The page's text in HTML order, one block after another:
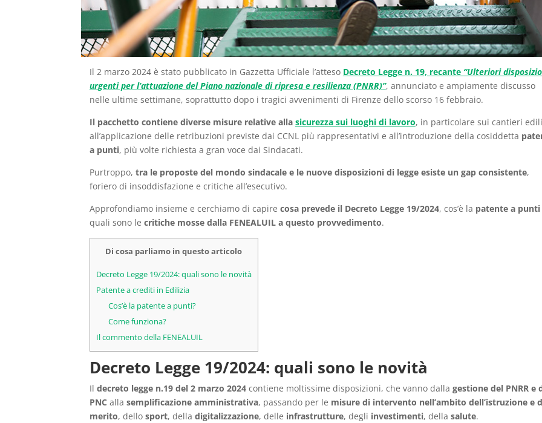
Il 2 marzo 2024 è stato pubblicato in Gazzetta Ufficiale l’atteso Decreto Legge n. 19, recante “Ulteriori
urgenti per l’attuazione del Piano nazionale di ripresa e resilienza (PNRR)”, annunciato e ampiamente discusso
nelle ultime settimane, soprattutto dopo i tragici avvenimenti di Firenze dello scorso 16 febbraio.
Il pacchetto contiene diverse misure relative alla sicurezza sui luoghi di lavoro, in particolare sui cantieri
all’applicazione delle retribuzioni previste dai CCNL più rappresentativi e all’introduzione della cosiddetta
a punti, più volte richiesta a gran voce dai Sindacati.
Purtroppo, tra le proposte del mondo sindacale e le nuove disposizioni di legge esiste un gap consistente,
foriero di insoddisfazione e critiche all’esecutivo.
Approfondiamo insieme e cerchiamo di capire cosa prevede il Decreto Legge 19/2024, cos’è la patente a punti
quali sono le critiche mosse dalla FENEALUIL a questo provvedimento.
Di cosa parliamo in questo articolo
Decreto Legge 19/2024: quali sono le novità
Patente a crediti in Edilizia
Cos’è la patente a punti?
Come funziona?
Il commento della FENEALUIL
Decreto Legge 19/2024: quali sono le novità
Il decreto legge n.19 del 2 marzo 2024 contiene moltissime disposizioni, che vanno dalla gestione del PNRR e
PNC alla semplificazione amministrativa, passando per le misure di intervento nell’ambito dell’istruzione e
merito, dello sport, della digitalizzazione, delle infrastrutture, degli investimenti, della salute.